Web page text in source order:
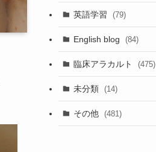
英語学習 (79)
English blog (84)
臨床アラカルト (475)
未分類 (14)
その他 (481)